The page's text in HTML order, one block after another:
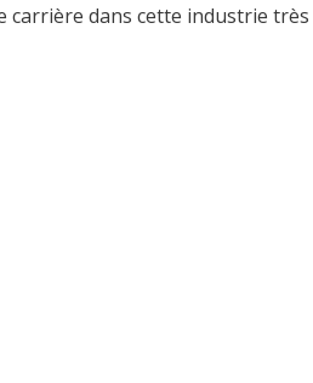
dans cette industrie très